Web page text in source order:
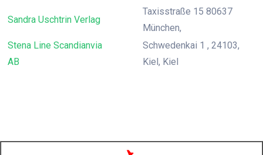
Sandra Uschtrin Verlag
Taxisstraße 15 80637
München,
Stena Line Scandianvia
AB
Schwedenkai 1 , 24103,
Kiel, Kiel